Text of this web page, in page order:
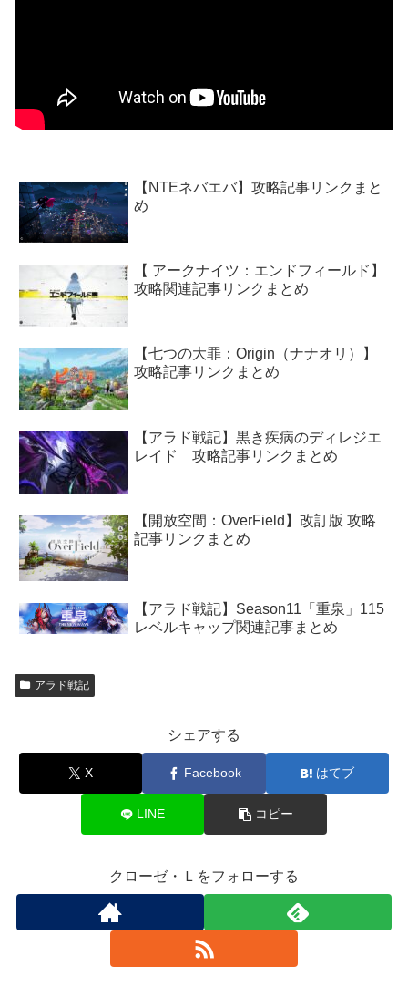
【NTEネバエバ】攻略記事リンクまと
め
【 アークナイツ：エンドフィールド】
攻略関連記事リンクまとめ
【七つの大罪：Origin（ナナオリ）】
攻略記事リンクまとめ
【アラド戦記】黒き疾病のディレジエ
レイド 攻略記事リンクまとめ
【開放空間：OverField】改訂版 攻略
記事リンクまとめ
【アラド戦記】Season11「重泉」115
レベルキャップ関連記事まとめ
アラド戦記
シェアする
X Facebook はてブ
LINE コピー
クローゼ・Ｌをフォローする